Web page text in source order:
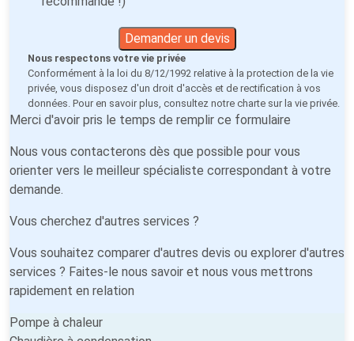
Demander un devis
Nous respectons votre vie privée
Conformément à la loi du 8/12/1992 relative à la protection de la vie
privée, vous disposez d'un droit d'accès et de rectification à vos
données. Pour en savoir plus, consultez notre charte sur la vie privée
Merci d'avoir pris le temps de remplir ce formulaire
Nous vous contacterons dès que possible pour vous
orienter vers le meilleur spécialiste correspondant à votre
demande.
Vous cherchez d'autres services ?
Vous souhaitez comparer d'autres devis ou explorer d'autres
services ? Faites-le nous savoir et nous vous mettrons
rapidement en relation
Pompe à chaleur